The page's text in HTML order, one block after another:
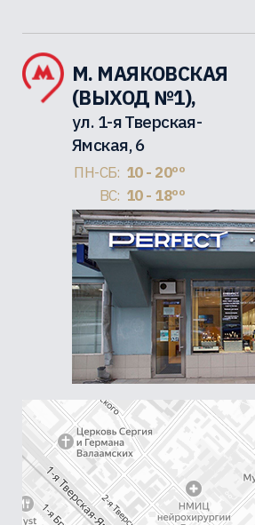
М. МАЯКОВСКАЯ
(ВЫХОД №1),
ул. 1-я Тверская-
Ямская, 6
ПН-СБ: 10 - 20ºº
ВС: 10 - 18ºº